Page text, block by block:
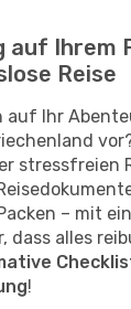
auf Ihrem
Reise
auf Ihr
stressfreien
– mit
dass alles
!